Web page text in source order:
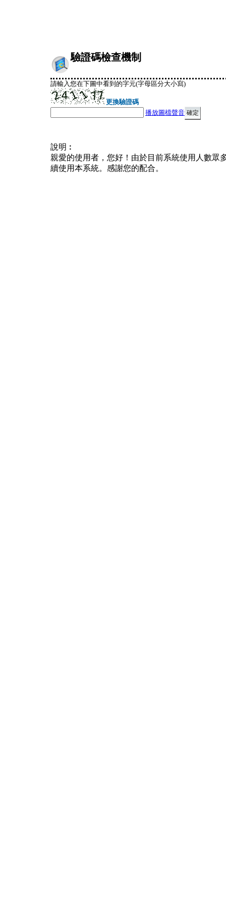
驗證碼檢查機制
請輸入您在下圖中看到的字元(字母區分大小寫)
更換驗證碼
播放圖檔聲音
說明︰
親愛的使用者，您好！由於目前系統使用人數眾
續使用本系統。感謝您的配合。